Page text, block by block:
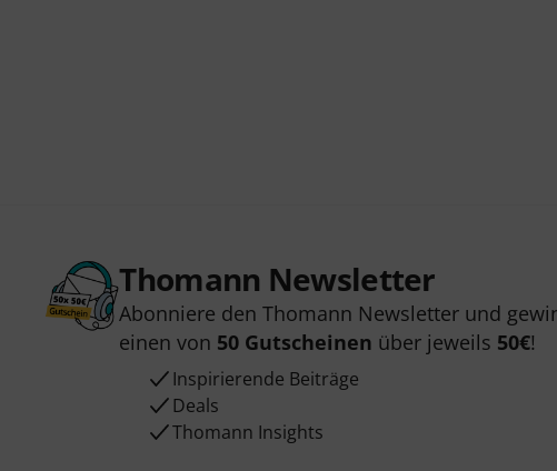
Thomann Newsletter
Abonniere den Thomann Newsletter und
einen von 50 Gutscheinen über jeweils 50€!
Inspirierende Beiträge
Deals
Thomann Insights